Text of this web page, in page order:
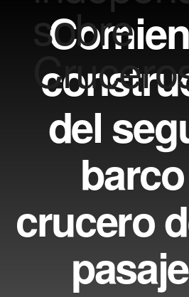
del
crucero